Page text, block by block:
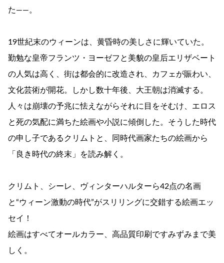
た――。
19世紀末のウィーンは、黄昏時の美しさに輝いていた。
勤勉な皇帝フランツ・ヨーゼフと美貌の皇后エリザベート
の人気は高く、街は都会的に改造され、カフェが賑わい、
文化芸術が開花。しかし数十年後、大王朝は消滅する。
人々は崩壊の予兆に怯えながらそれに目をそむけ、エロス
と死の気配に満ちた絵画や小説に傾倒した。そうした時代
の申し子であるクリムトと、同時代画家たちの絵画から
「良き時代の終末」を読み解く。
クリムト、シーレ、ヴィンターハルターら42点の名画
と“ウィーン激動の時代”がスリリングに交錯する絵画エッ
セイ！
絵画はすべてオールカラー、高品質印刷ですみずみまで美
しく。